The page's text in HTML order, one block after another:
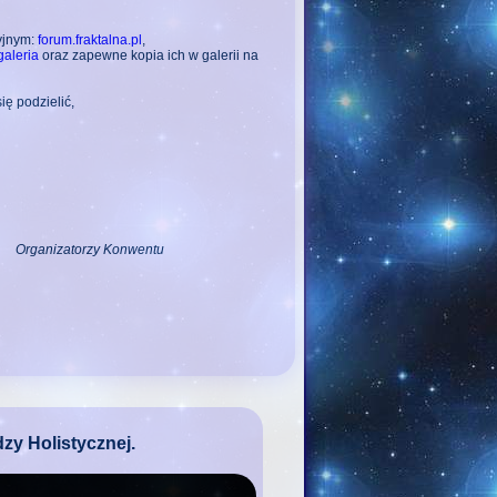
forum.fraktalna.pl ,
oraz zapewne kopia ich w galerii na
podzielić,
Organizatorzy Konwentu
Holistycznej.